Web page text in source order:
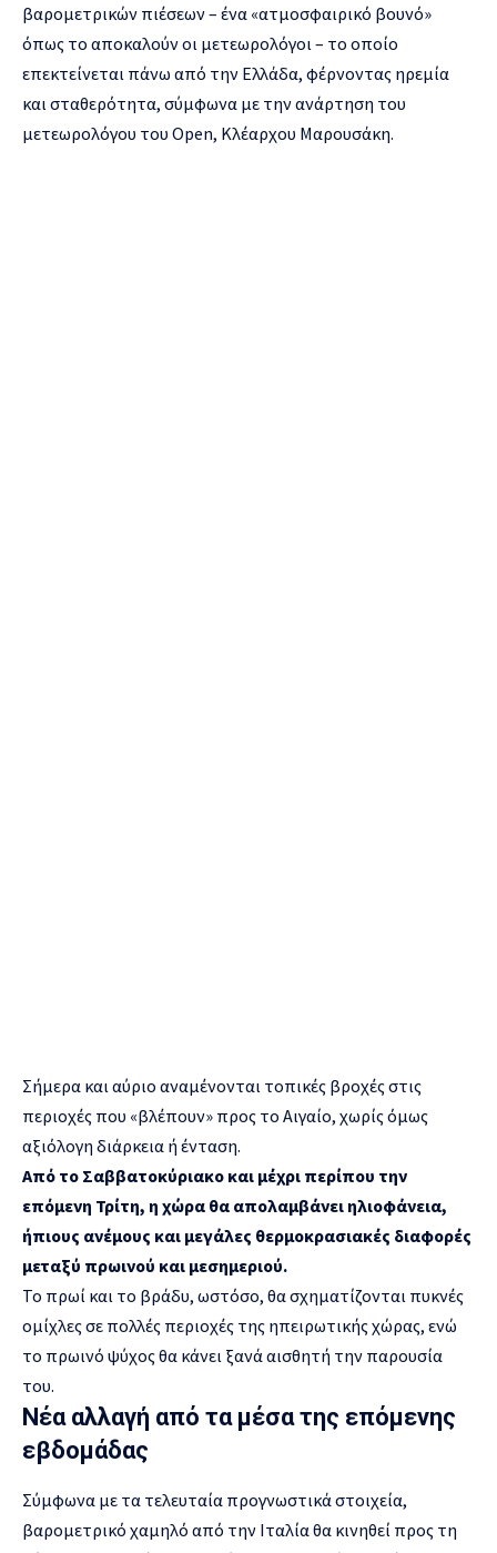
βαρομετρικών πιέσεων – ένα «ατμοσφαιρικό βουνό»
όπως το αποκαλούν οι μετεωρολόγοι – το οποίο
επεκτείνεται πάνω από την Ελλάδα, φέρνοντας ηρεμία
και σταθερότητα, σύμφωνα με την ανάρτηση του
μετεωρολόγου του Open, Κλέαρχου Μαρουσάκη.
Σήμερα και αύριο αναμένονται τοπικές βροχές στις
περιοχές που «βλέπουν» προς το Αιγαίο, χωρίς όμως
αξιόλογη διάρκεια ή ένταση.
Από το Σαββατοκύριακο και μέχρι περίπου την
επόμενη Τρίτη, η χώρα θα απολαμβάνει ηλιοφάνεια,
ήπιους ανέμους και μεγάλες θερμοκρασιακές διαφορές
μεταξύ πρωινού και μεσημεριού.
Το πρωί και το βράδυ, ωστόσο, θα σχηματίζονται πυκνές
ομίχλες σε πολλές περιοχές της ηπειρωτικής χώρας, ενώ
το πρωινό ψύχος θα κάνει ξανά αισθητή την παρουσία
του.
Νέα αλλαγή από τα μέσα της επόμενης
εβδομάδας
Σύμφωνα με τα τελευταία προγνωστικά στοιχεία,
βαρομετρικό χαμηλό από την Ιταλία θα κινηθεί προς τη